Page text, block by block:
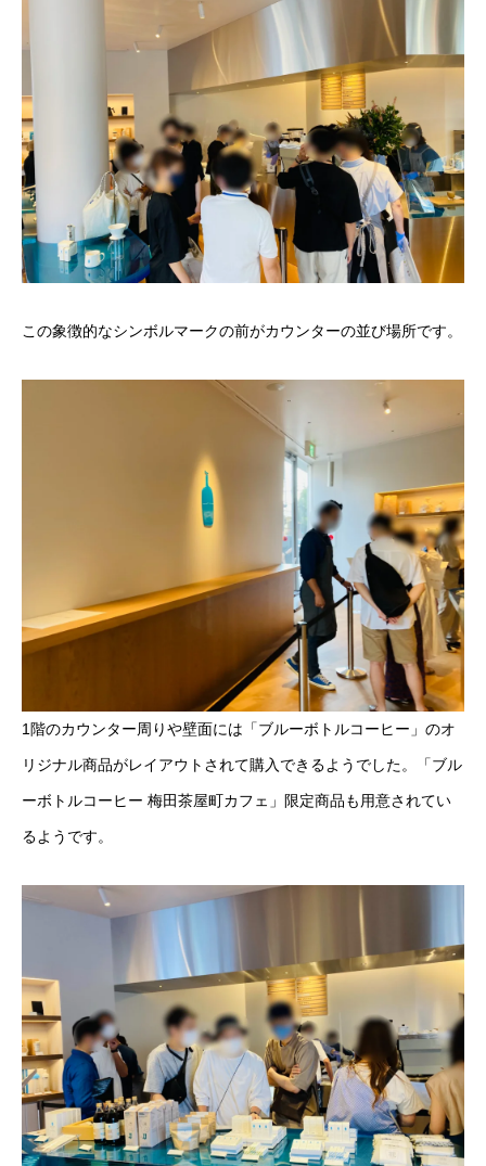
この象徴的なシンボルマークの前がカウンターの並び場所です。
1階のカウンター周りや壁面には「ブルーボトルコーヒー」のオ
リジナル商品がレイアウトされて購入できるようでした。「ブル
ーボトルコーヒー 梅田茶屋町カフェ」限定商品も用意されてい
るようです。